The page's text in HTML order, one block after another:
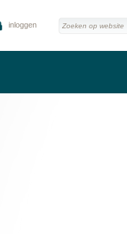
inloggen